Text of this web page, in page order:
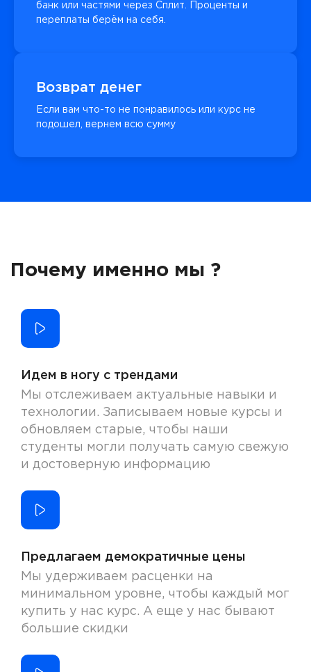
банк или частями через Сплит. Проценты и
переплаты берём на себя.
Возврат денег
Если вам что-то не понравилось или курс не
подошел, вернем всю сумму
Почему именно мы ?
Идем в ногу с трендами
Мы отслеживаем актуальные навыки и
технологии. Записываем новые курсы и
обновляем старые, чтобы наши
студенты могли получать самую свежую
и достоверную информацию
Предлагаем демократичные цены
Мы удерживаем расценки на
минимальном уровне, чтобы каждый мог
купить у нас курс. А еще у нас бывают
большие скидки